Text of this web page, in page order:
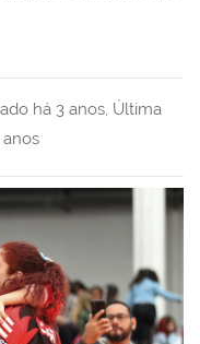
há 3 anos, Última
anos